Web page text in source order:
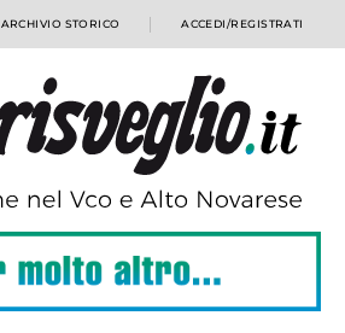
ARCHIVIO STORICO ACCEDI/REGISTRATI